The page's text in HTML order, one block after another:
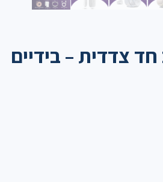
צדדית – בידיים